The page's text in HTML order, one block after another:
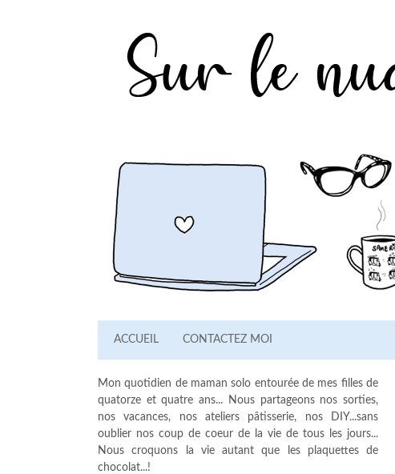
ACCUEIL CONTACTEZ MOI
Mon quotidien de maman solo entourée de mes filles de
quatorze et quatre ans... Nous partageons nos sorties,
nos vacances, nos ateliers pâtisserie, nos DIY...sans
oublier nos coup de coeur de la vie de tous les jours...
Nous croquons la vie autant que les plaquettes de
chocolat...!